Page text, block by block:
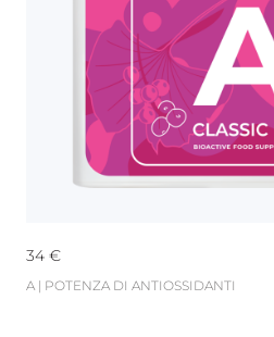
34 €
A | POTENZA DI ANTIOSSIDANTI